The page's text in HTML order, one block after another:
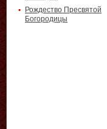
Рождество Пресвятой
Богородицы